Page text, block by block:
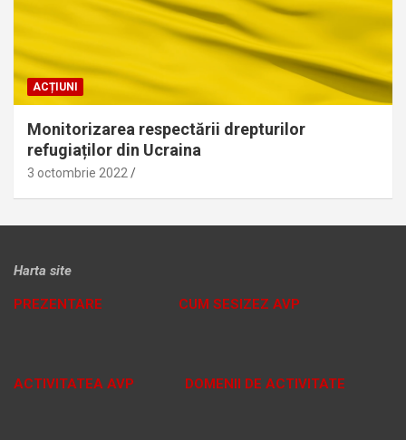
ACȚIUNI
Monitorizarea respectării drepturilor
refugiaților din Ucraina
3 octombrie 2022
Harta site
PREZENTARE CUM SESIZEZ AVP
ACTIVITATEA AVP DOMENII DE ACTIVITATE